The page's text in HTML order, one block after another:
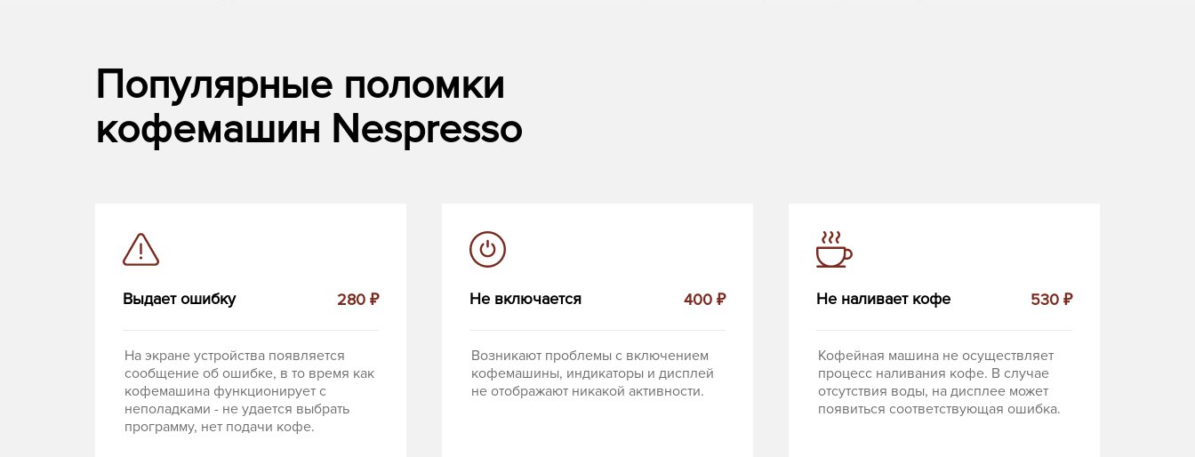
Популярные поломки
кофемашин Nespresso
Выдает ошибку 280 ₽
На экране устройства появляется
сообщение об ошибке, в то время как
кофемашина функционирует с
неполадками - не удается выбрать
программу, нет подачи кофе.
Не включается 400 ₽
Возникают проблемы с включением
кофемашины, индикаторы и дисплей
не отображают никакой активности.
Не наливает кофе 530 ₽
Кофейная машина не осуществляет
процесс наливания кофе. В случае
отсутствия воды, на дисплее может
появиться соответствующая ошибка.